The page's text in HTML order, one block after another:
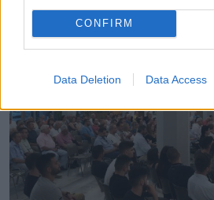
CONFIRM
Data Deletion Data Access